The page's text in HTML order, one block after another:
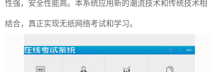
性强，安全性能高。本系统应用新的潮流技术和传统技术相
结合，真正实现无纸网络考试和学习。